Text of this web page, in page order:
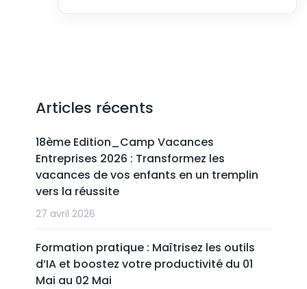
Articles récents
18ème Edition_Camp Vacances
Entreprises 2026 : Transformez les
vacances de vos enfants en un tremplin
vers la réussite
27 avril 2026
Formation pratique : Maîtrisez les outils
d’IA et boostez votre productivité du 01
Mai au 02 Mai